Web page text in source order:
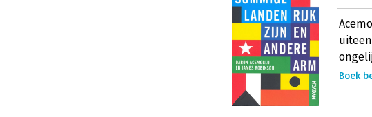
Boek